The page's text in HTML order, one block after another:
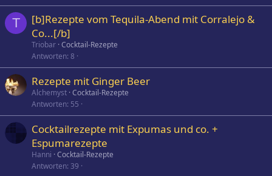
T
[b]Rezepte vom Tequila-Abend mit Corralejo &
Co...[/b]
Triobar Cocktail-Rezepte
Antworten 8
Rezepte mit Ginger Beer
Alchemyst Cocktail-Rezepte
Antworten 55
Cocktailrezepte mit Expumas und co. +
Espumarezepte
Hanni Cocktail-Rezepte
Antworten 39